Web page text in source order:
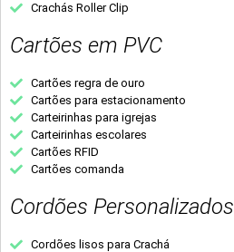
Crachás Roller Clip
Cartões em PVC
Cartões regra de ouro
Cartões para estacionamento
Carteirinhas para igrejas
Carteirinhas escolares
Cartões RFID
Cartões comanda
Cordões Personalizados
Cordões lisos para Crachá